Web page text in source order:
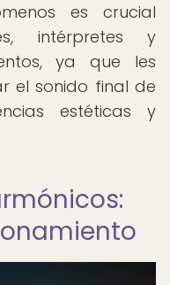
es crucial
intérpretes y
ya que les
el sonido final de
estéticas y